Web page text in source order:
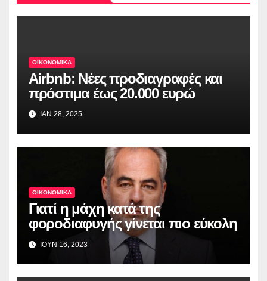
ΟΙΚΟΝΟΜΙΚΑ
Airbnb: Νέες προδιαγραφές και
πρόστιμα έως 20.000 ευρώ
ΙΑΝ 28, 2025
ΟΙΚΟΝΟΜΙΚΑ
Γιατί η μάχη κατά της
φοροδιαφυγής γίνεται πιο εύκολη
ΙΟΥΝ 16, 2023